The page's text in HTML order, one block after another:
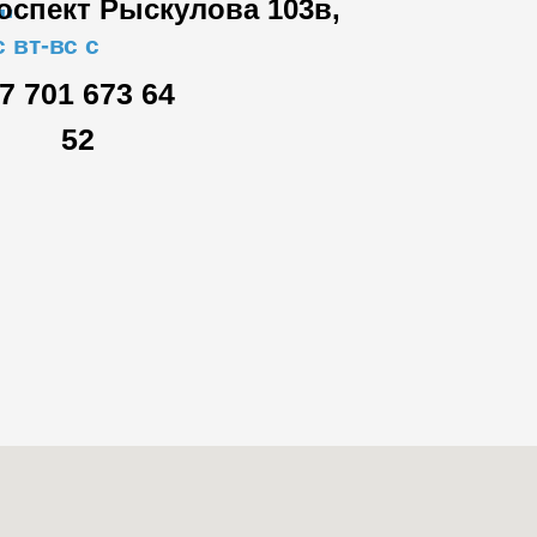
Рыскулова 103в,
вс с
701 673 64
52